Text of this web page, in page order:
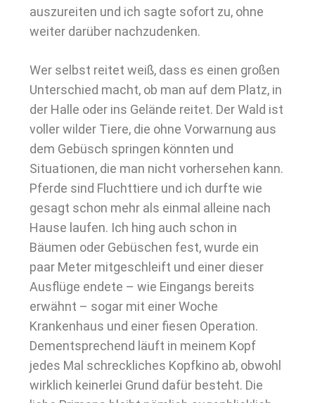
auszureiten und ich sagte sofort zu, ohne
weiter darüber nachzudenken.
Wer selbst reitet weiß, dass es einen großen
Unterschied macht, ob man auf dem Platz, in
der Halle oder ins Gelände reitet. Der Wald ist
voller wilder Tiere, die ohne Vorwarnung aus
dem Gebüsch springen könnten und
Situationen, die man nicht vorhersehen kann.
Pferde sind Fluchttiere und ich durfte wie
gesagt schon mehr als einmal alleine nach
Hause laufen. Ich hing auch schon in
Bäumen oder Gebüschen fest, wurde ein
paar Meter mitgeschleift und einer dieser
Ausflüge endete – wie Eingangs bereits
erwähnt – sogar mit einer Woche
Krankenhaus und einer fiesen Operation.
Dementsprechend läuft in meinem Kopf
jedes Mal schreckliches Kopfkino ab, obwohl
wirklich keinerlei Grund dafür besteht. Die